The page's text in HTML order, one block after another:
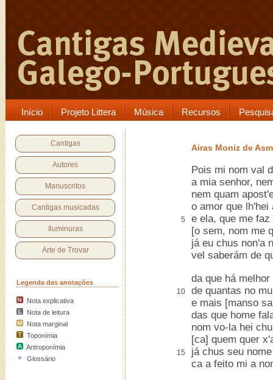
Início Projeto Littera Música Recursos
Cantigas
Autores
Manuscritos
Cantigas musicadas
Iluminuras
Arte de Trovar
Legenda das anotações
Nota explicativa
Nota de leitura
Nota marginal
Toponímia
Antroponímia
Glossário
Airas Moniz de
Pois mi nom val
a mia senhor,
nem quam
o amor que lh'hei
5
e ela, que me faz
[o sem, nom me
já eu chus non'a
vel saberám de
da que há
10
de quantas no
e mais [manso
das que home
nom vo-la hei
[ca] quem quer
15
já chus seu
ca a feito mi a